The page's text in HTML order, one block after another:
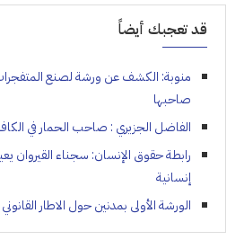
قد تعجبك أيضاً
منوبة: الكشف عن ورشة لصنع
صاحبها
الفاضل الجزيري : صاحب الحمار في
رابطة حقوق الإنسان: سجناء القيروان
إنسانية
الورشة الأولى بمدنين حول الاطار